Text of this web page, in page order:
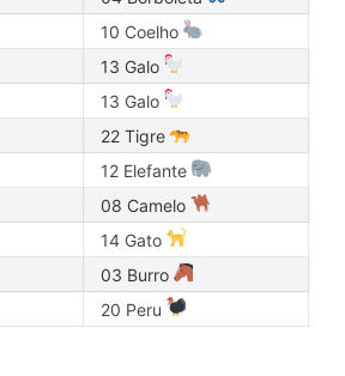
10 Coelho
13 Galo
13 Galo
22 Tigre
12 Elefante
08 Camelo
14 Gato
03 Burro
20 Peru